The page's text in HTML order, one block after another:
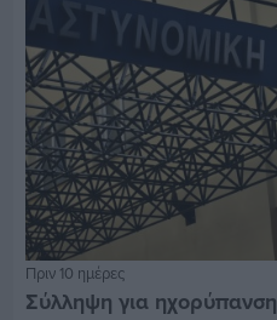
Πριν 10 ημέρες
Σύλληψη για ηχορύπανση